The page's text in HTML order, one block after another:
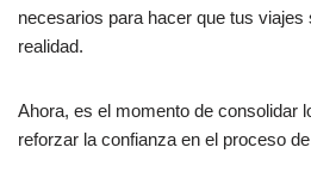
necesarios para hacer que tus
realidad.
Ahora, es el momento de consolidar
reforzar la confianza en el proceso